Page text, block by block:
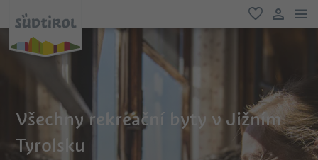
oblíbené
Všechny rekreační byty v Jižním
Tyrolsku